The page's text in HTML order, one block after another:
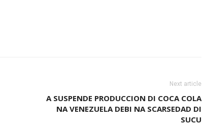
Next article
A SUSPENDE PRODUCCION DI COCA COLA
NA VENEZUELA DEBI NA SCARSEDAD DI
SUCU